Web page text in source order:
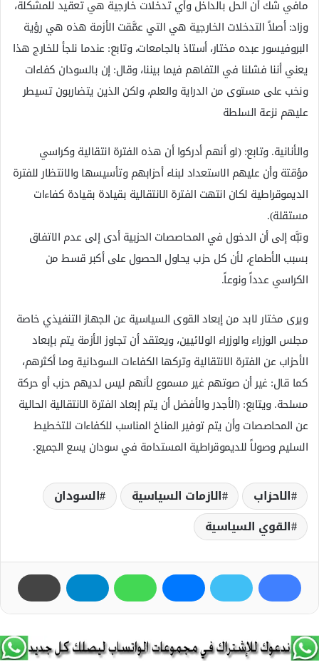
مافي شك أن الحل بالداخل وأي تدخلات خارجية هي تعقيد للمشكلة،
وزاد: أصلاً التدخلات الخارجية هي التي عمَّقت الأزمة هذه هي رؤية
البروفيسور عبده مختار، أستاذ بالجامعات، وتابع: عندما نلجأ للخارج هذا
يعني أننا فشلنا في التفاهم فيما بيننا، وقال: إن بالسودان كفاءات
ونخب على مستوى من الدراية والعلم، ولكن الذين يتضاربون تسيطر
عليهم نزعة السلطة
والأنانية. وتابع: (لو أنهم أدركوا أن هذه الفترة انتقالية وكراسي
مؤقتة وأن عليهم الاستعداد لبناء أحزابهم وتأسيسها والانتظار للفترة
الديموقراطية لكان انتهت الفترة الانتقالية بقيادة بقيادة كفاءات
مستقلة).
ونبَّه إلى أن الدخول في المحاصصات الحزبية أدى إلى عدم الاتفاق
بسبب الأطماع، لأن كل حزب يحاول الحصول على أكبر قسط من
الكراسي عدداً ونوعاً.
ويرى مختار لابد من إبعاد القوى السياسية عن الجهاز التنفيذي خاصة
مجلس الوزراء والوزراء الولائيين، ويعتقد أن تجاوز الأزمة يتم بإبعاد
الأحزاب عن الفترة الانتقالية وتركها الكفاءات السودانية وما أكثرهم،
كما قال: غير أن صوتهم غير مسموع لأنهم ليس لديهم حزب أو حركة
مسلحة. ويتابع: (الأجدر والأفضل أن يتم إبعاد الفترة الانتقالية الحالية
عن المحاصصات وأن يتم توفير المناخ المناسب للكفاءات للتخطيط
السليم وصولاً للديموقراطية المستدامة في سودان يسع الجميع.
الاحزاب الازمات السياسية
السودان
القوي السياسية